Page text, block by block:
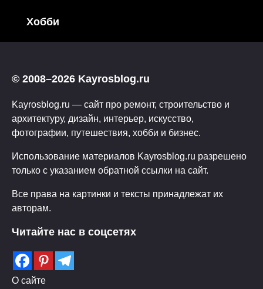
Хобби
© 2008–2026 Kayrosblog.ru
Kayrosblog.ru — сайт про ремонт, строительство и
архитектуру, дизайн, интерьер, искусство,
фотографии, путешествия, хобби и бизнес.
Использование материалов Kayrosblog.ru разрешено
только с указанием обратной ссылки на сайт.
Все права на картинки и тексты принадлежат их
авторам.
Читайте нас в соцсетях
О сайте